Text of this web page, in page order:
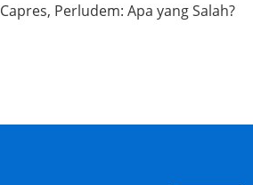
Capres, Perludem: Apa yang Salah?